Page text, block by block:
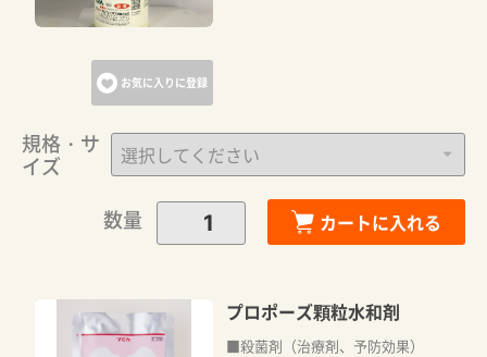
お気に入りに登録
規格・サ
イズ
数量
カートに入れる
プロポーズ顆粒水和剤
■殺菌剤（治療剤、予防効果）